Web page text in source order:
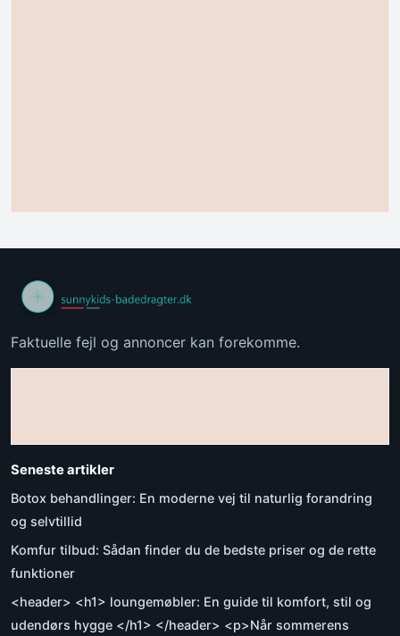
Faktuelle fejl og annoncer kan forekomme.
Seneste artikler
Botox behandlinger: En moderne vej til naturlig forandring
og selvtillid
Komfur tilbud: Sådan finder du de bedste priser og de rette
funktioner
<header> <h1> loungemøbler: En guide til komfort, stil og
udendørs hygge </h1> </header> <p>Når sommerens